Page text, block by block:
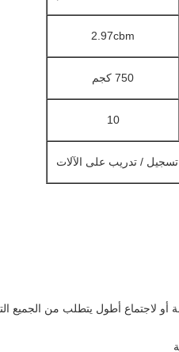
2.97cbm
750 كجم
10
/ تدريب على الآلات
لاجتماع أطول يتطلب من الجميع